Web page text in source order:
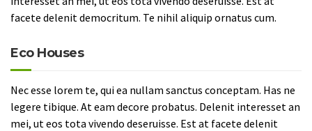
facete delenit democritum. Te nihil aliquip ornatus cum.
Eco Houses
Nec esse lorem te, qui ea nullam sanctus conceptam. Has ne
legere tibique. At eam decore probatus. Delenit interesset an
mei, ut eos tota vivendo deseruisse. Est at facete delenit